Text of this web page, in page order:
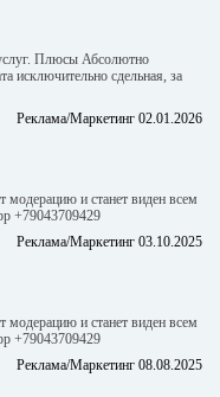
Плюсы Абсолютно
исключительно сдельная, за
Реклама/Маркетинг 02.01.2026
модерацию и станет виден всем
+79043709429
Реклама/Маркетинг 03.10.2025
модерацию и станет виден всем
+79043709429
Реклама/Маркетинг 08.08.2025